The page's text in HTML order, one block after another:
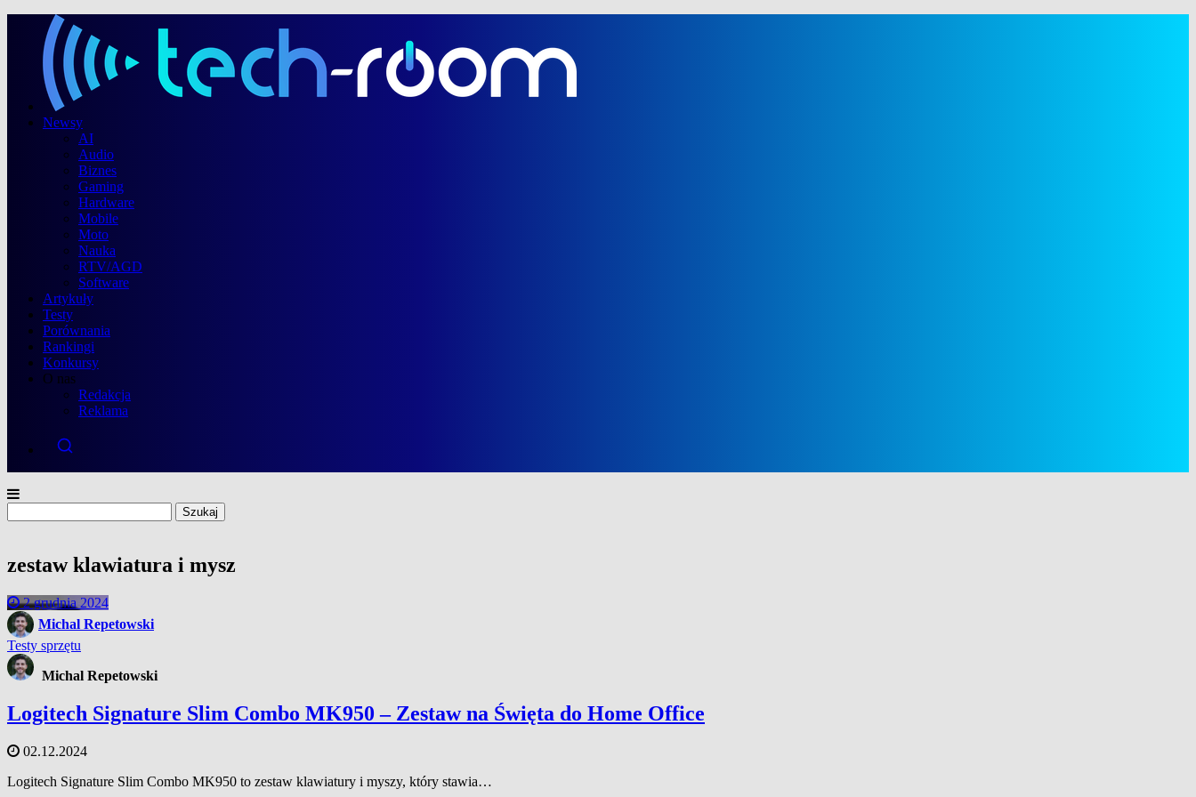
Newsy
AI
Audio
Biznes
Gaming
Hardware
Mobile
Moto
Nauka
RTV/AGD
Software
Artykuły
Testy
Porównania
Rankingi
Konkursy
O nas
Redakcja
Reklama
zestaw klawiatura i mysz
2 grudnia 2024
Michal Repetowski
Testy sprzętu
Michal Repetowski
Logitech Signature Slim Combo MK950 – Zestaw na Święta do Home Office
02.12.2024
Logitech Signature Slim Combo MK950 to zestaw klawiatury i myszy, który stawia…